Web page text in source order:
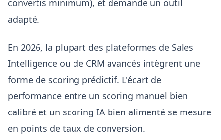
convertis minimum), et demande un outil
adapté.
En 2026, la plupart des plateformes de Sales
Intelligence ou de CRM avancés intègrent une
forme de scoring prédictif. L'écart de
performance entre un scoring manuel bien
calibré et un scoring IA bien alimenté se mesure
en points de taux de conversion.